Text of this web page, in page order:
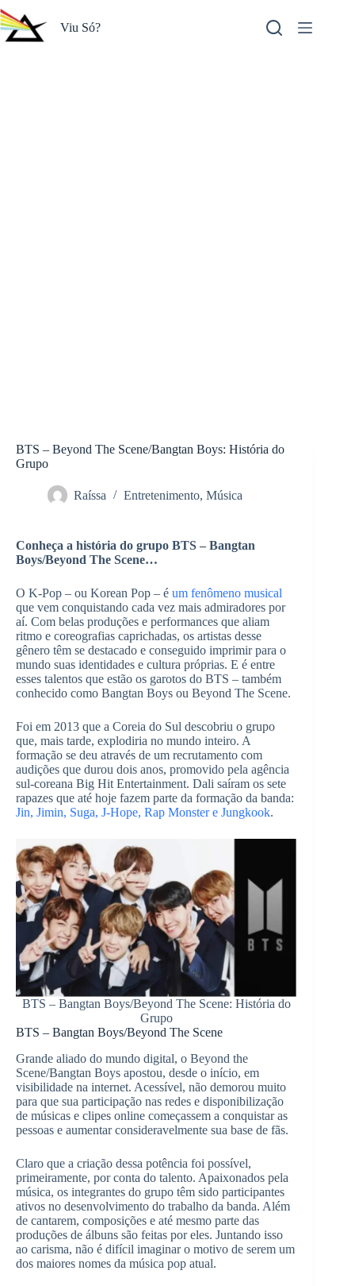
Pular
para
o
Viu Só?
BTS – Beyond The Scene/Bangtan Boys: História do
Grupo
Raíssa Entretenimento, Música
Conheça a história do grupo BTS – Bangtan
Boys/Beyond The Scene…
O K-Pop – ou Korean Pop – é um fenômeno musical
que vem conquistando cada vez mais admiradores por
aí. Com belas produções e performances que aliam
ritmo e coreografias caprichadas, os artistas desse
gênero têm se destacado e conseguido imprimir para o
mundo suas identidades e cultura próprias. E é entre
esses talentos que estão os garotos do BTS – também
conhecido como Bangtan Boys ou Beyond The Scene.
Foi em 2013 que a Coreia do Sul descobriu o grupo
que, mais tarde, explodiria no mundo inteiro. A
formação se deu através de um recrutamento com
audições que durou dois anos, promovido pela agência
sul-coreana Big Hit Entertainment. Dali saíram os sete
rapazes que até hoje fazem parte da formação da banda:
Jin, Jimin, Suga, J-Hope, Rap Monster e Jungkook.
BTS – Bangtan Boys/Beyond The Scene: História do
Grupo
BTS – Bangtan Boys/Beyond The Scene
Grande aliado do mundo digital, o Beyond the
Scene/Bangtan Boys apostou, desde o início, em
visibilidade na internet. Acessível, não demorou muito
para que sua participação nas redes e disponibilização
de músicas e clipes online começassem a conquistar as
pessoas e aumentar consideravelmente sua base de fãs.
Claro que a criação dessa potência foi possível,
primeiramente, por conta do talento. Apaixonados pela
música, os integrantes do grupo têm sido participantes
ativos no desenvolvimento do trabalho da banda. Além
de cantarem, composições e até mesmo parte das
produções de álbuns são feitas por eles. Juntando isso
ao carisma, não é difícil imaginar o motivo de serem um
dos maiores nomes da música pop atual.